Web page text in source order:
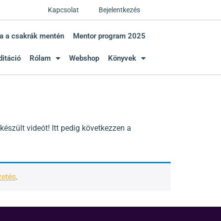
Kapcsolat Bejelentkezés
a csakrák mentén Mentor program 2025
Rólam Webshop Könyvek
videót! Itt pedig következzen a
.